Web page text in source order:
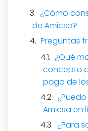
¿Cómo
de Amicsa?
Preguntas
¿Qué
concepto
pago de
Amicsa en
¿Para